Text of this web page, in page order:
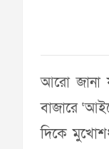
আরো জানা
বাজারে
দিকে